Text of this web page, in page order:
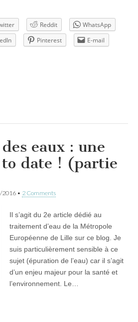
Reddit
WhatsApp
Pinterest
E-mail
eaux : une
date ! (partie
2016 • 2 Comments
Il s’agit du 2e article dédié au
traitement d’eau de la Métropole
Européenne de Lille sur ce blog. Je
suis particulièrement sensible à ce
sujet (épuration de l’eau) car il s’agit
d’un enjeu majeur pour la santé et
l’environnement. Le…